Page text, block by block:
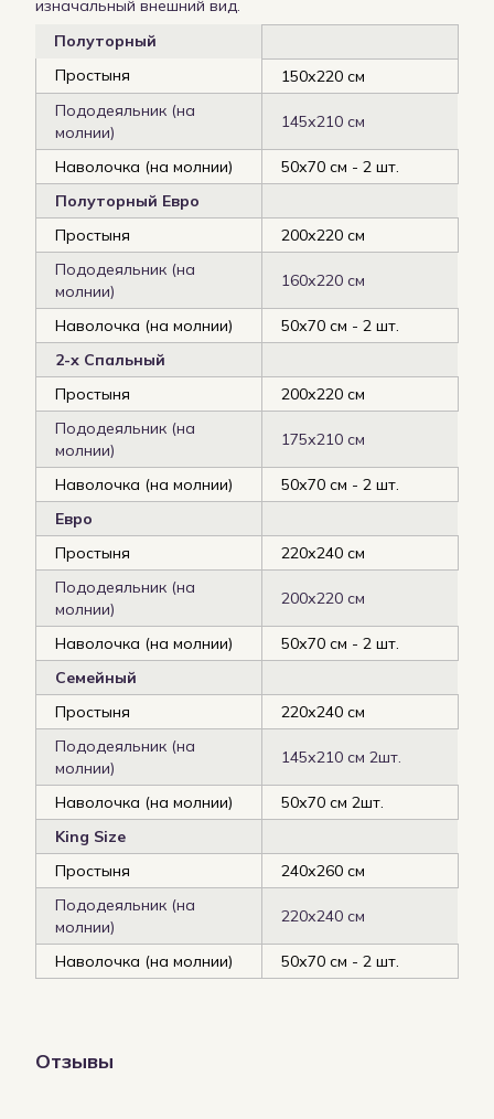
изначальный внешний вид.
Полуторный
Простыня
150х220 см
Пододеяльник (на
молнии)
145х210 см
Наволочка (на молнии)
50х70 см - 2 шт.
Полуторный Евро
Простыня
200х220 см
Пододеяльник (на
молнии)
160х220 см
Наволочка (на молнии)
50х70 см - 2 шт.
2-х Спальный
Простыня
200х220 см
Пододеяльник (на
молнии)
175х210 см
Наволочка (на молнии)
50х70 см - 2 шт.
Евро
Простыня
220х240 см
Пододеяльник (на
молнии)
200х220 см
Наволочка (на молнии)
50х70 см - 2 шт.
Семейный
Простыня
220х240 см
Пододеяльник (на
молнии)
145х210 см 2шт.
Наволочка (на молнии)
50х70 см 2шт.
King Size
Простыня
240х260 см
Пододеяльник (на
молнии)
220х240 см
Наволочка (на молнии) 50х70 см - 2 шт.
Отзывы